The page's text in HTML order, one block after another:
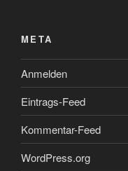
META
Anmelden
Eintrags-Feed
Kommentar-Feed
WordPress.org